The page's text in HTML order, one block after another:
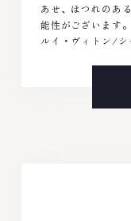
あせ、ほつれのあ
能性がございます。
ルイ・ヴィトン/